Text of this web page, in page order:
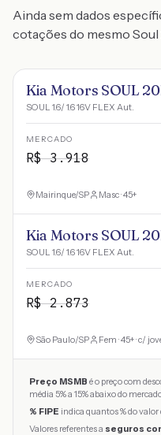
Ainda sem dados
cotações do mesmo
Kia Motors SOUL
SOUL 1.6/ 1.6 16V FLEX Aut.
MERCADO
R$3.918
Mairinque/SP Masc · 45+
Kia Motors SOUL
SOUL 1.6/ 1.6 16V FLEX Aut.
MERCADO
R$2.873
São Paulo/SP Fem · 45+ · c/
Preço MSMB é o preço com
média 5% a 15% abaixo do
% FIPE indica quantos % do valor
Valores referentes a seguros